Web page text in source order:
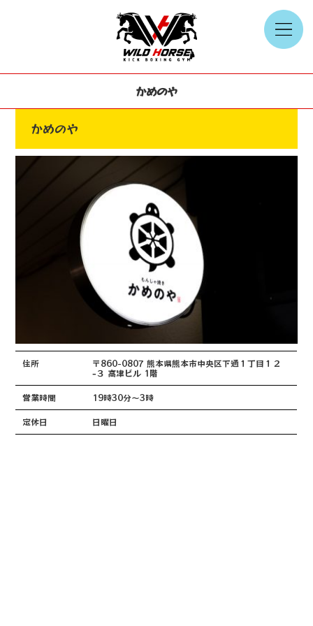
かめのや
かめのや
住所
〒860-0807 熊本県熊本市中央区下通１丁目１２
−３ 高津ビル 1階
営業時間 19時30分～3時
定休日 日曜日